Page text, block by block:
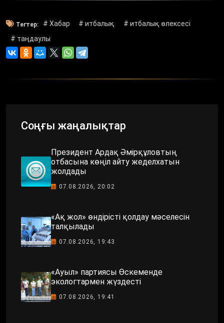
Тегтер: # Хабар # итбалық
# итбалық өлексесі
# таңдаулы
Соңғы жаңалықтар
Президент Ардақ Әмірқұловтың
отбасына көңіл айту жеделхатын
жолдады
07.08.2026, 20:02
«Ақ жол» өндірісті қолдау мәселесін
талқылады
07.08.2026, 19:43
«Ауыл» партиясы Өскеменде
экологтармен жүздесті
07.08.2026, 19:41